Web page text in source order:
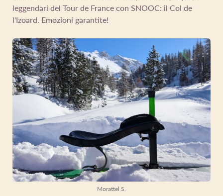
leggendari del Tour de France con SNOOC: il Col de
l'Izoard. Emozioni garantite!
Morattel S.